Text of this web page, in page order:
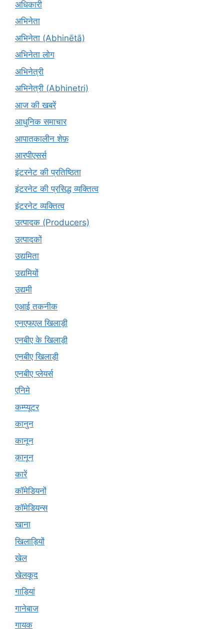
अधिकारी
अभिनेता
अभिनेता (Abhinētā)
अभिनेता लोग
अभिनेत्री
अभिनेत्री (Abhinetri)
आज की खबरें
आधुनिक समाचार
आपातकालीन शेफ़
आरपीएसर्स
इंटरनेट की प्रतिष्ठिता
इंटरनेट की प्रसिद्ध व्यक्तित्व
इंटरनेट व्यक्तित्व
उत्पादक (Producers)
उत्पादकों
उद्यमिता
उद्यमियों
उद्यमी
एआई तकनीक
एनएफएल खिलाड़ी
एनबीए के खिलाड़ी
एनबीए खिलाड़ी
एनबीए प्लेयर्स
एनिमे
कम्प्यूटर
कानुन
कानून
क़ानून
कारें
कॉमेडियनों
कॉमेडियन्स
खाना
खिलाड़ियों
खेल
खेलकूद
गाड़ियां
गानेबाज
गायक